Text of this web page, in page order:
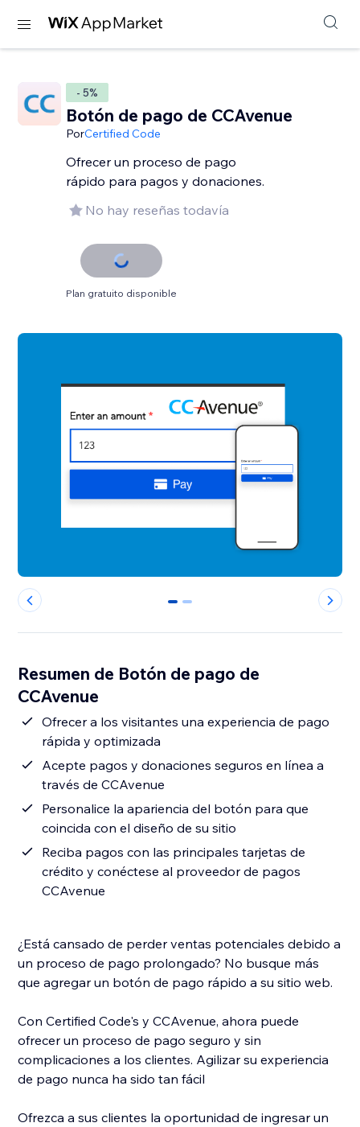
- 5%
Botón de pago de CCAvenue
PorCertified Code
Ofrecer un proceso de pago
rápido para pagos y donaciones.
No hay reseñas todavía
Plan gratuito disponible
0 1
Resumen de Botón de pago de
CCAvenue
Ofrecer a los visitantes una experiencia de pago
rápida y optimizada
Acepte pagos y donaciones seguros en línea a
través de CCAvenue
Personalice la apariencia del botón para que
coincida con el diseño de su sitio
Reciba pagos con las principales tarjetas de
crédito y conéctese al proveedor de pagos
CCAvenue
¿Está cansado de perder ventas potenciales debido a
un proceso de pago prolongado? No busque más
que agregar un botón de pago rápido a su sitio web.
Con Certified Code's y CCAvenue, ahora puede
ofrecer un proceso de pago seguro y sin
complicaciones a los clientes. Agilizar su experiencia
de pago nunca ha sido tan fácil
Ofrezca a sus clientes la oportunidad de ingresar un